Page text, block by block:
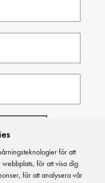
för att
för att visa dig
för att analysera vår